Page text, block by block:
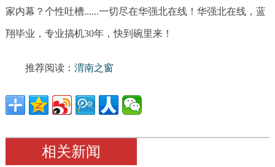
家内幕？个性吐槽......一切尽在华强北在线！华强北在线，蓝
翔毕业，专业搞机30年，快到碗里来！
推荐阅读： 渭南之窗
相关新闻